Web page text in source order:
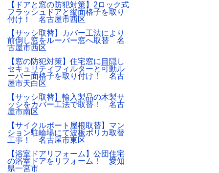
【ドアと窓の防犯対策】2ロック式
フラッシュドアと縦面格子を取り
付け！ 名古屋市西区
【サッシ取替】カバー工法により
前倒し窓をルーバー窓へ取替 名
古屋市西区
【窓の防犯対策】住宅窓に目隠し
セキュリティフィルターと可動ル
ーバー面格子を取り付け！ 名古
屋市天白区
【サッシ取替】輸入製品の木製サ
ッシをカバー工法で取替！ 名古
屋市南区
【サイクルポート屋根取替】マン
ション駐輪場にて波板ポリカ取替
工事！ 名古屋市東区
【浴室ドアリフォーム】公団住宅
の浴室ドアをリフォーム！ 愛知
県一宮市